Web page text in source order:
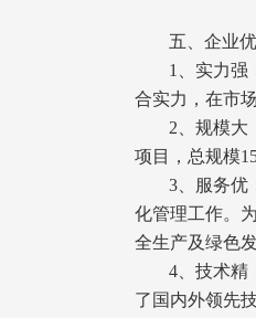
五、企业
1、实力强
合实力，在市
2、规模大
项目，总规模
3、服务优
化管理工作。
全生产及绿色
4、技术精
了国内外领先